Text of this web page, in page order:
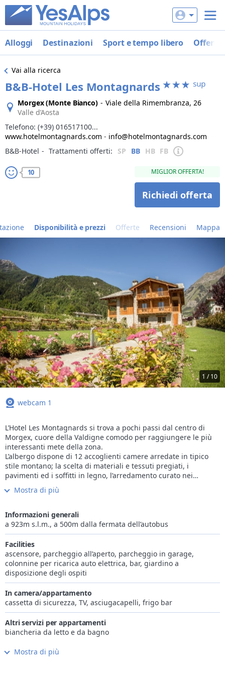
Alloggi Destinazioni Sport e tempo libero Offerte
Vai alla ricerca
B&B-Hotel Les Montagnards
Morgex (Monte Bianco) - Viale della Rimembranza, 26
Valle d’Aosta
Telefono: (+39) 016517100...
www.hotelmontagnards.com - info@hotelmontagnards.com
B&B-Hotel ‐ Trattamenti offerti: SP BB HB FB
10 MIGLIOR OFFERTA!
Richiedi offerta
Disponibilità e prezzi Offerte Recensioni Mappa
1 / 10
webcam 1
L’Hotel Les Montagnards si trova a pochi passi dal centro di
Morgex, cuore della Valdigne comodo per raggiungere le più
interessanti mete della zona.
L’albergo dispone di 12 accoglienti camere arredate in tipico
stile montano; la scelta di materiali e tessuti pregiati, i
pavimenti ed i soffitti in legno, l’arredamento curato nei
particolari, rendono le sue camere, già luminose per le grandi
finestre, ambienti caldi e confortevoli. Tutte le camere hanno il
Bianco o sulla Grivola.
La colazione a buffet è abbondante e varia, con un’attenzione
particolare ai prodotti locali: marmellate e miele prodotti in
Valle, yogurt della zona, pane fresco, brioches, torte di
pasticceria, salumi valdostani di alta qualità, fontina, frutta
secca e fresca di stagione.
L’albergo dispone di ascensore, parcheggio privato gratuito e
garage. È presente un deposito per le biciclette e per
l’attrezzatura sportiva che funge anche da ski room con scalda
scarponi. Inoltre, su richiesta, è possibile noleggiare mountain
bike e fat bike elettriche.
La piccola ma accogliente spa dell’albergo offre docce
aromatiche, sauna e zona relax con vetrata sul massiccio del
Monte Bianco.
Mostra di più
Informazioni generali
a 923m s.l.m., a 500m dalla fermata dell’autobus
Facilities
ascensore, parcheggio all’aperto, parcheggio in garage,
colonnine per ricarica auto elettrica, bar, giardino a
disposizione degli ospiti
In camera/appartamento
cassetta di sicurezza, TV, asciugacapelli, frigo bar
Altri servizi per appartamenti
biancheria da letto e da bagno
Internet
Mostra di più